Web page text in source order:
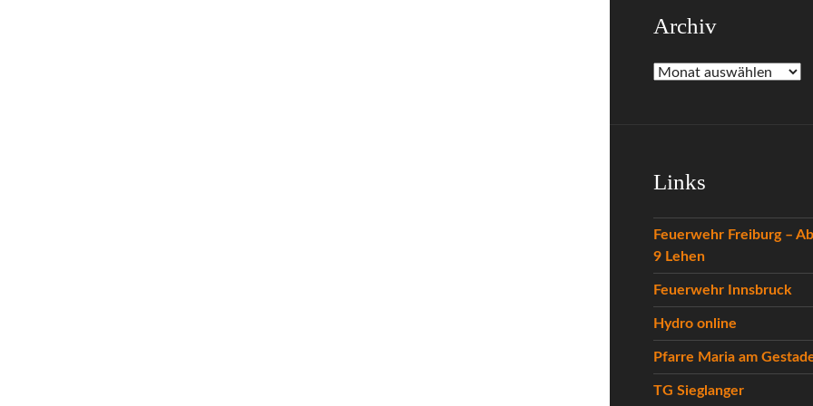
Archiv
Archiv
Links
Feuerwehr Freiburg –
9 Lehen
Feuerwehr Innsbruck
Hydro online
Pfarre Maria am
TG Sieglanger